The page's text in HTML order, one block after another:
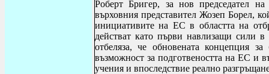
Роберт Бригер, за нов председател
върховния представител Жозеп Борел,
инициативите на ЕС в областта на
действат като първи навлизащи сили
отбеляза, че обновената концепция
възможност за подготвеността на ЕС и
учения и впоследствие реално